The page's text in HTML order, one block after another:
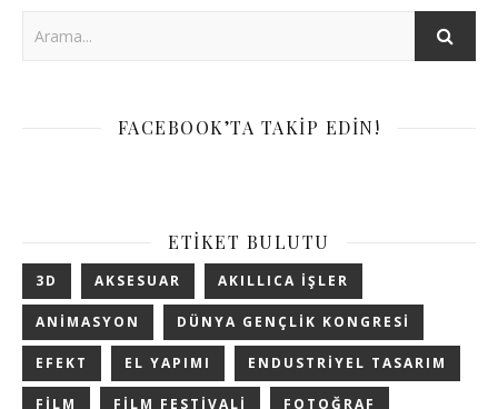
FACEBOOK’TA TAKIP EDIN!
ETIKET BULUTU
3D AKSESUAR AKILLICA IŞLER
ANIMASYON DÜNYA GENÇLIK KONGRESI
EFEKT EL YAPIMI ENDUSTRIYEL TASARIM
FILM FILM FESTIVALI FOTOĞRAF